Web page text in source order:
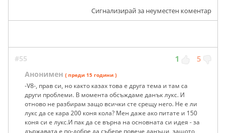
Сигнализирай за неуместен коментар
#55 1 5
Анонимен ( преди 15 години )
-V8-, прав си, но както казах това е друга тема и там са
други проблеми. В момента обсъждаме данък лукс. И
отново не разбирам защо всички сте срещу него. Не е ли
лукс да се кара 200 коня кола? Мен даже ако питате и 150
коня си е лукс.И пак да се върна на основната си идея - за
държавата е по-добре да събере повече данъци, защото